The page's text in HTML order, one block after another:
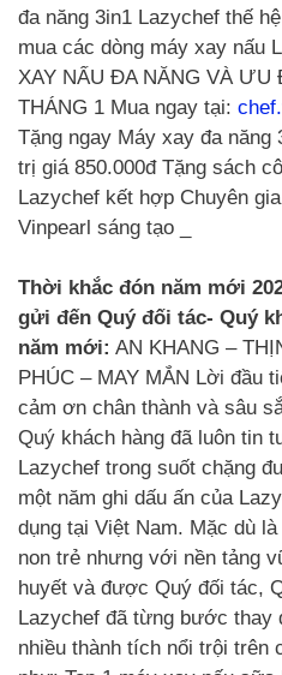
đa năng 3in1 Lazychef thế
mua các dòng máy xay nấu
XAY NẤU ĐA NĂNG VÀ ƯU
THÁNG 1 Mua ngay tại:
Tặng ngay Máy xay đa năng
trị giá 850.000đ Tặng sách
Lazychef kết hợp Chuyên
Vinpearl sáng tạo _
Thời khắc đón năm mới
gửi đến Quý đối tác- Quý
năm mới: AN KHANG –
PHÚC – MAY MẮN Lời đầu
cảm ơn chân thành và sâu
Quý khách hàng đã luôn tin
Lazychef trong suốt chặng
một năm ghi dấu ấn của
dụng tại Việt Nam. Mặc dù
non trẻ nhưng với nền tảng
huyết và được Quý đối tác,
Lazychef đã từng bước thay
nhiều thành tích nổi trội trên